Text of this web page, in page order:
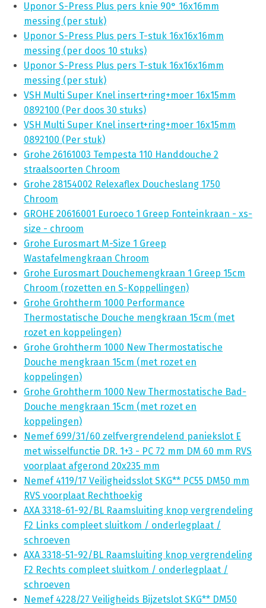
Uponor S-Press Plus pers knie 90° 16x16mm
messing (per stuk)
Uponor S-Press Plus pers T-stuk 16x16x16mm
messing (per doos 10 stuks)
Uponor S-Press Plus pers T-stuk 16x16x16mm
messing (per stuk)
VSH Multi Super Knel insert+ring+moer 16x15mm
0892100 (Per doos 30 stuks)
VSH Multi Super Knel insert+ring+moer 16x15mm
0892100 (Per stuk)
Grohe 26161003 Tempesta 110 Handdouche 2
straalsoorten Chroom
Grohe 28154002 Relexaflex Doucheslang 1750
Chroom
GROHE 20616001 Euroeco 1 Greep Fonteinkraan - xs-
size - chroom
Grohe Eurosmart M-Size 1 Greep
Wastafelmengkraan Chroom
Grohe Eurosmart Douchemengkraan 1 Greep 15cm
Chroom (rozetten en S-Koppellingen)
Grohe Grohtherm 1000 Performance
Thermostatische Douche mengkraan 15cm (met
rozet en koppelingen)
Grohe Grohtherm 1000 New Thermostatische
Douche mengkraan 15cm (met rozet en
koppelingen)
Grohe Grohtherm 1000 New Thermostatische Bad-
Douche mengkraan 15cm (met rozet en
koppelingen)
Nemef 699/31/60 zelfvergrendelend paniekslot E
met wisselfunctie DR. 1+3 - PC 72 mm DM 60 mm RVS
voorplaat afgerond 20x235 mm
Nemef 4119/17 Veiligheidsslot SKG** PC55 DM50 mm
RVS voorplaat Rechthoekig
AXA 3318-61-92/BL Raamsluiting knop vergrendeling
F2 Links compleet sluitkom / onderlegplaat /
schroeven
AXA 3318-51-92/BL Raamsluiting knop vergrendeling
F2 Rechts compleet sluitkom / onderlegplaat /
schroeven
Nemef 4228/27 Veiligheids Bijzetslot SKG** DM50